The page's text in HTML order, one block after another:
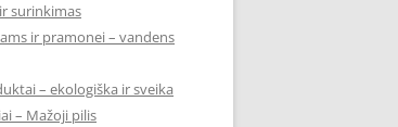
surinkimas
ir pramonei – vandens
– ekologiška ir sveika
– Mažoji pilis